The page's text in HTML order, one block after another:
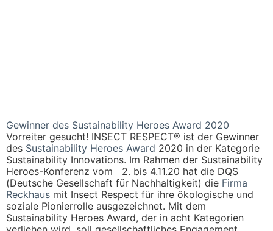
Gewinner des Sustainability Heroes Award 2020
Vorreiter gesucht! INSECT RESPECT® ist der Gewinner
des Sustainability Heroes Award 2020 in der Kategorie
Sustainability Innovations. Im Rahmen der Sustainability
Heroes-Konferenz vom 2. bis 4.11.20 hat die DQS
(Deutsche Gesellschaft für Nachhaltigkeit) die Firma
Reckhaus mit Insect Respect für ihre ökologische und
soziale Pionierrolle ausgezeichnet. Mit dem
Sustainability Heroes Award, der in acht Kategorien